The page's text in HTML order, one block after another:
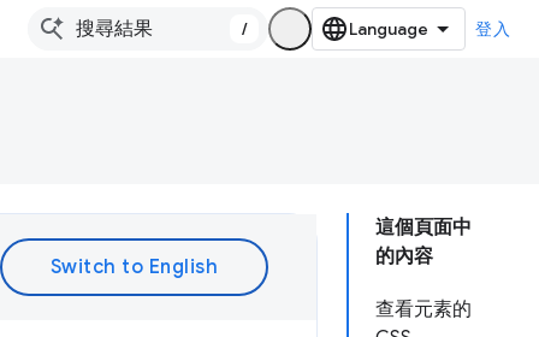
/ 登入
這個頁面中
的內容
查看元素的